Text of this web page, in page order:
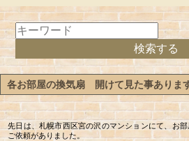
各お部屋の換気扇 開けて見た事ありま
先日は、札幌市西区宮の沢のマンションにて、お
ご依頼がありました。